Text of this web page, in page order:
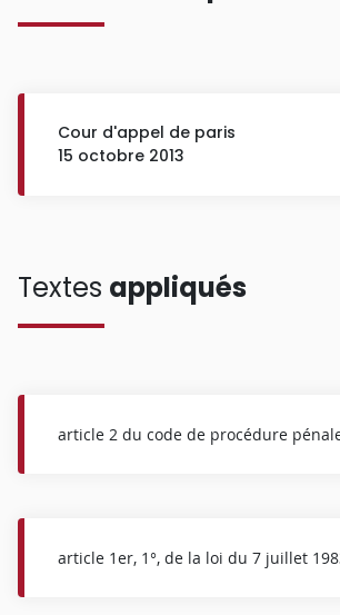
Cour d'appel de paris
15 octobre 2013
Textes appliqués
article 2 du code de procédure
article 1er, 1°, de la loi du 7 juillet